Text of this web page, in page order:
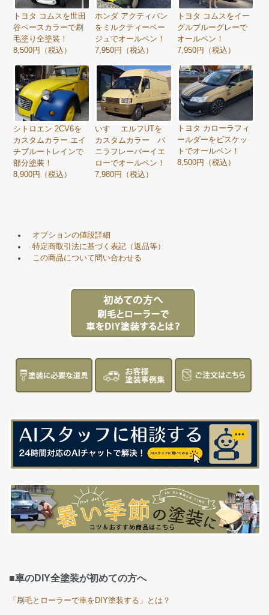
トヨタ コムスを世田
谷ベースカラーで刷
毛塗り全塗装！
8,500円（税込）
ホンダ アクティバン
をミルクティーベー
ジュでオールペン！
7,950円（税込）
トヨタ コムスをイー
グルブルーグレーで
オールペン！
7,950円（税込）
シトロエン 2CV6を
カスタムカラー エイ
チブルートレインで
部分塗装！
8,900円（税込）
いすゞ エルフUTを
カスタムカラー バ
ニラフレーバーイエ
ローでオールペン！
7,980円（税込）
トヨタ カローラフィ
ールダーをビスケッ
トでオールペン！
8,500円（税込）
オプションの値段詳細
特定商取引法に基づく表記（返品等）
この商品について問い合わせる
■車のDIY全塗装が初めての方へ
「刷毛とローラーで車をDIY塗装する」とは？